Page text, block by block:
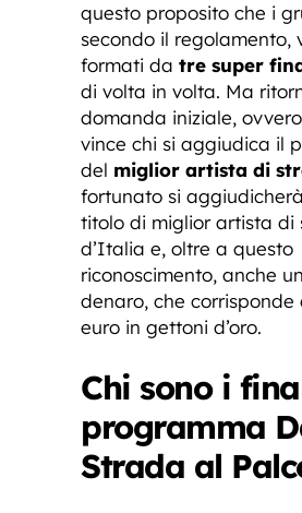
questo proposito che i
secondo il regolamento,
formati da tre super
di volta in volta. Ma
domanda iniziale,
vince chi si aggiudica il
del miglior artista di
fortunato si
titolo di miglior artista di
d’Italia e, oltre a questo
riconoscimento, anche
denaro, che corrisponde
euro in gettoni d’oro.
Chi sono i
programma
Strada al